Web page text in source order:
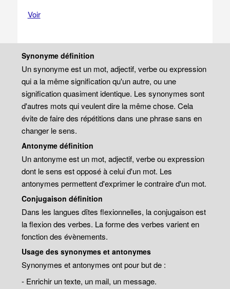
Voir
Synonyme définition
Un synonyme est un mot, adjectif, verbe ou expression
qui a la même signification qu'un autre, ou une
signification quasiment identique. Les synonymes sont
d'autres mots qui veulent dire la même chose. Cela
évite de faire des répétitions dans une phrase sans en
changer le sens.
Antonyme définition
Un antonyme est un mot, adjectif, verbe ou expression
dont le sens est opposé à celui d'un mot. Les
antonymes permettent d'exprimer le contraire d'un mot.
Conjugaison définition
Dans les langues dîtes flexionnelles, la conjugaison est
la flexion des verbes. La forme des verbes varient en
fonction des évènements.
Usage des synonymes et antonymes
Synonymes et antonymes ont pour but de :
- Enrichir un texte, un mail, un message.